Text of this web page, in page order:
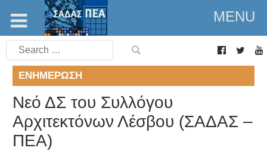
MENU
Search
for:
ΕΝΗΜΈΡΩΣΗ
Νεό ΔΣ του Συλλόγου
Αρχιτεκτόνων Λέσβου (ΣΑΔΑΣ –
ΠΕΑ)